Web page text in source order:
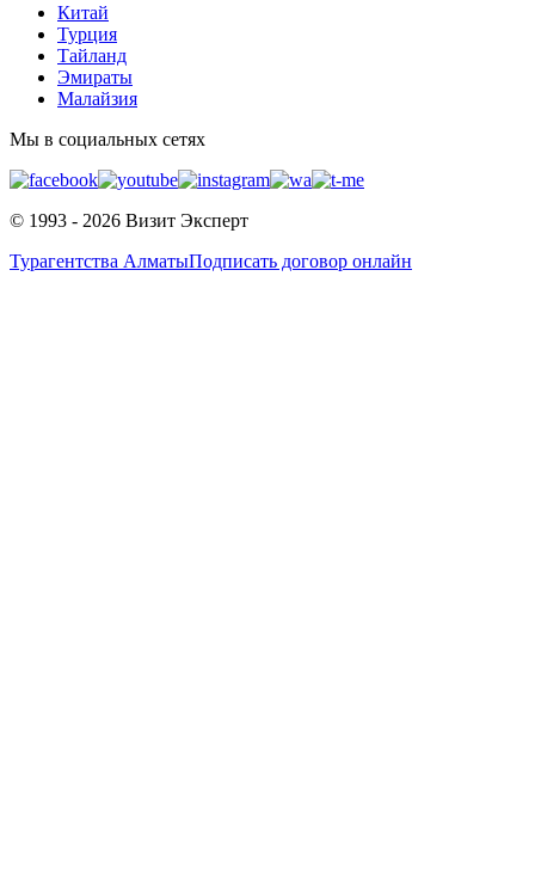
Китай
Турция
Тайланд
Эмираты
Малайзия
Мы в социальных сетях
© 1993 - 2026 Визит Эксперт
Турагентства АлматыПодписать договор онлайн